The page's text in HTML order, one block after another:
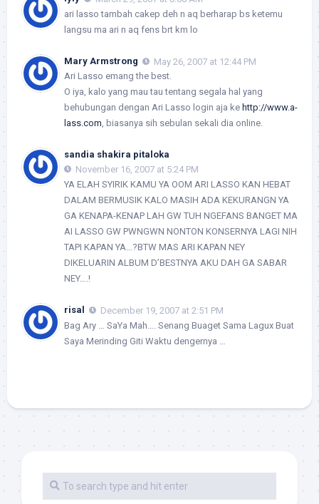
ari lasso tambah cakep deh n aq berharap bs ketemu
langsu ma ari n aq fens brt km lo
Mary Armstrong
May 26, 2007 at 12:44 PM
Ari Lasso emang the best.
O iya, kalo yang mau tau tentang segala hal yang
behubungan dengan Ari Lasso login aja ke http://www.a-
lass.com, biasanya sih sebulan sekali dia online.
sandia shakira pitaloka
November 16, 2007 at 5:24 PM
YA ELAH SYIRIK KAMU YA OOM ARI LASSO KAN HEBAT
DALAM BERMUSIK KALO MASIH ADA KEKURANGN YA
GA KENAPA-KENAP LAH GW TUH NGEFANS BANGET MA
AI LASSO GW PWNGWN NONTON KONSERNYA LAGI NIH
TAPI KAPAN YA…?BTW MAS ARI KAPAN NEY
DIKELUARIN ALBUM D’BESTNYA AKU DAH GA SABAR
NEY….!
risal
December 19, 2007 at 2:51 PM
Bag Ary … SaYa Mah…. Senang Buaget Sama Lagux Buat
Saya Merinding Giti Waktu dengernya …